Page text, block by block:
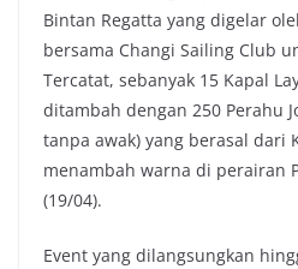
Bintan Regatta yang digelar
bersama Changi Sailing Club
Tercatat, sebanyak 15 Kapal
ditambah dengan 250 Perahu
tanpa awak) yang berasal dari
menambah warna di perairan
(19/04).
Event yang dilangsungkan